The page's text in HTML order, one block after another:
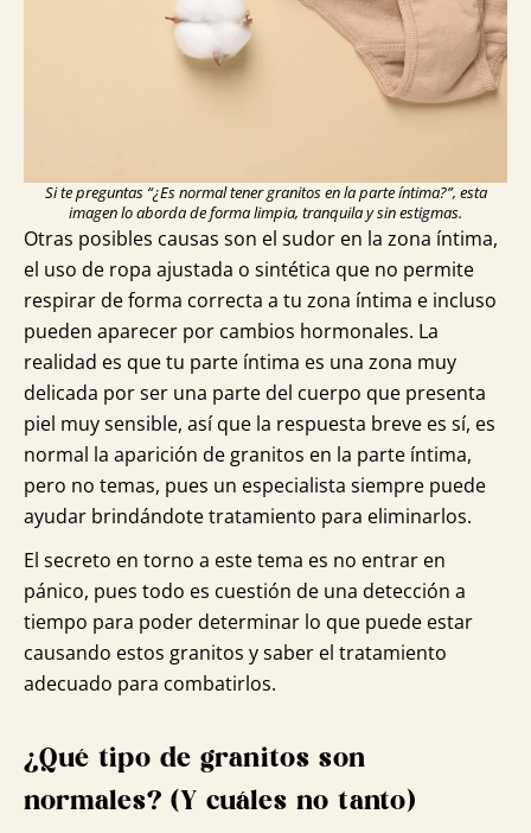
Si te preguntas “¿Es normal tener granitos en la parte íntima?”, esta
imagen lo aborda de forma limpia, tranquila y sin estigmas.
Otras posibles causas son el sudor en la zona íntima,
el uso de ropa ajustada o sintética que no permite
respirar de forma correcta a tu zona íntima e incluso
pueden aparecer por cambios hormonales. La
realidad es que tu parte íntima es una zona muy
delicada por ser una parte del cuerpo que presenta
piel muy sensible, así que la respuesta breve es sí, es
normal la aparición de granitos en la parte íntima,
pero no temas, pues un especialista siempre puede
ayudar brindándote tratamiento para eliminarlos.
El secreto en torno a este tema es no entrar en
pánico, pues todo es cuestión de una detección a
tiempo para poder determinar lo que puede estar
causando estos granitos y saber el tratamiento
adecuado para combatirlos.
¿Qué tipo de granitos son
normales? (Y cuáles no tanto)